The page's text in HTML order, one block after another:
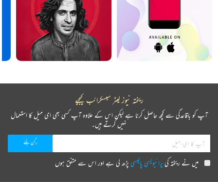
ریختہ نیوز لیٹر سبسکرائب کیجیے
آپ کو باقاعدگی سے کچھ حاصل کرنا ہے لیکن اس کے علاوہ آپ کسی بھی ای میل کا استعمال
نہیں کرتے ہیں۔
میں نے ریختہ کیپرائیویسی پالیسیپڑھ لی ہے اور اس سے متفق ہوں